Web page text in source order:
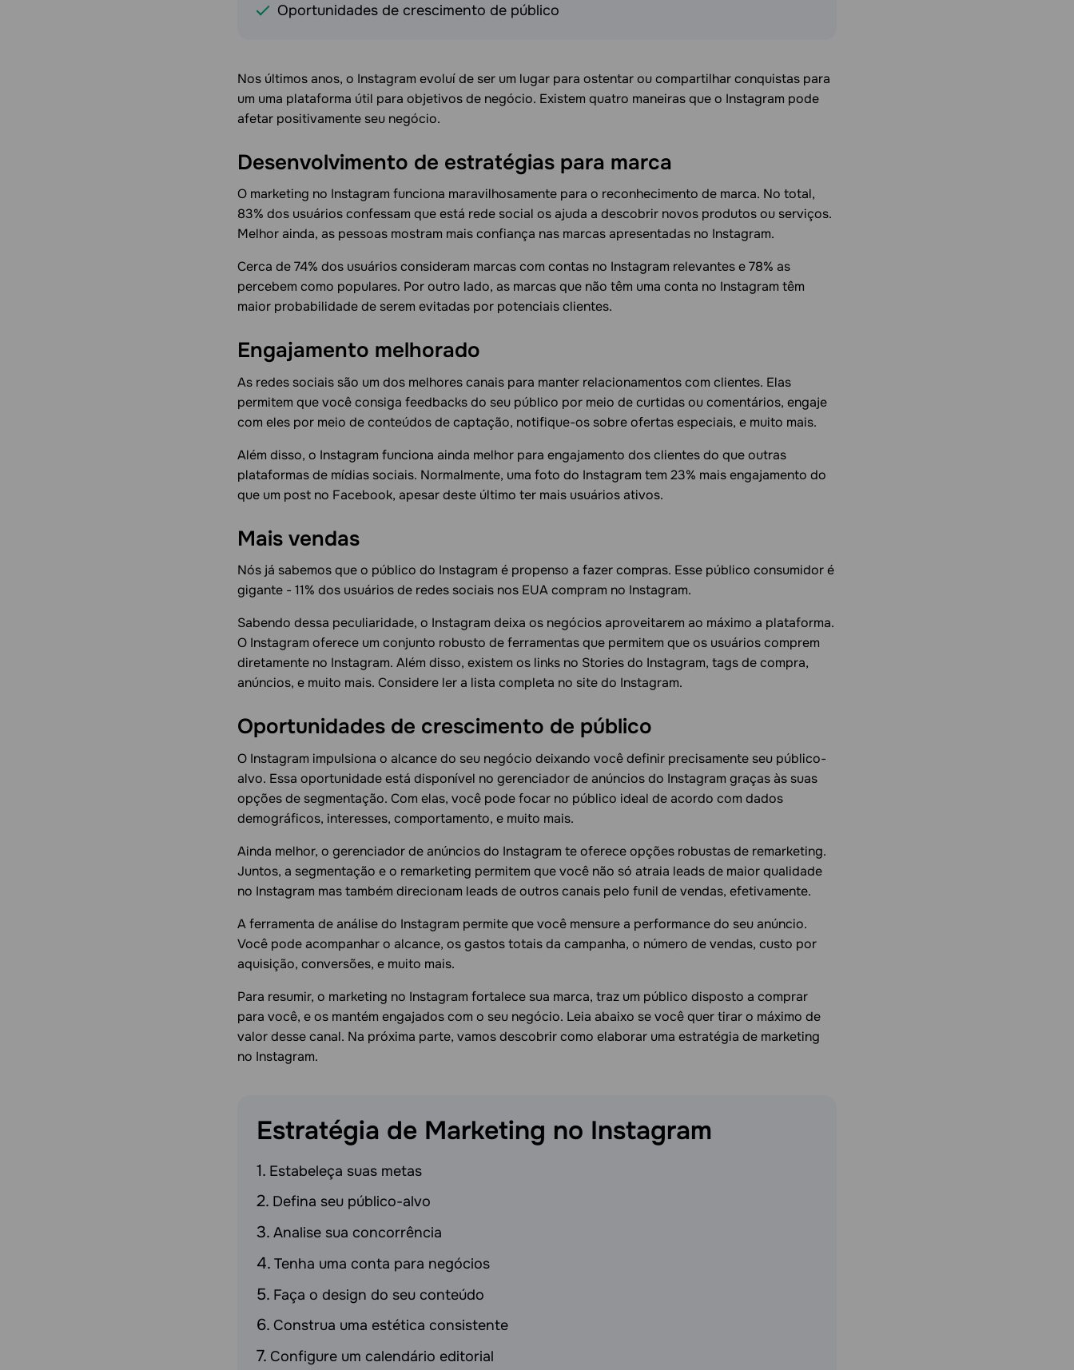
Oportunidades de crescimento de público
Nos últimos anos, o Instagram evoluí de ser um lugar para ostentar ou compartilhar conquistas para
um uma plataforma útil para objetivos de negócio. Existem quatro maneiras que o Instagram pode
afetar positivamente seu negócio.
Desenvolvimento de estratégias para marca
O marketing no Instagram funciona maravilhosamente para o reconhecimento de marca. No total,
83% dos usuários confessam que está rede social os ajuda a descobrir novos produtos ou serviços.
Melhor ainda, as pessoas mostram mais confiança nas marcas apresentadas no Instagram.
Cerca de 74% dos usuários consideram marcas com contas no Instagram relevantes e 78% as
percebem como populares. Por outro lado, as marcas que não têm uma conta no Instagram têm
maior probabilidade de serem evitadas por potenciais clientes.
Engajamento melhorado
As redes sociais são um dos melhores canais para manter relacionamentos com clientes. Elas
permitem que você consiga feedbacks do seu público por meio de curtidas ou comentários, engaje
com eles por meio de conteúdos de captação, notifique-os sobre ofertas especiais, e muito mais.
Além disso, o Instagram funciona ainda melhor para engajamento dos clientes do que outras
plataformas de mídias sociais. Normalmente, uma foto do Instagram tem 23% mais engajamento do
que um post no Facebook, apesar deste último ter mais usuários ativos.
Mais vendas
Nós já sabemos que o público do Instagram é propenso a fazer compras. Esse público consumidor é
gigante - 11% dos usuários de redes sociais nos EUA compram no Instagram.
Sabendo dessa peculiaridade, o Instagram deixa os negócios aproveitarem ao máximo a plataforma.
O Instagram oferece um conjunto robusto de ferramentas que permitem que os usuários comprem
diretamente no Instagram. Além disso, existem os links no Stories do Instagram, tags de compra,
anúncios, e muito mais. Considere ler a lista completa no site do Instagram.
Oportunidades de crescimento de público
O Instagram impulsiona o alcance do seu negócio deixando você definir precisamente seu público-
alvo. Essa oportunidade está disponível no gerenciador de anúncios do Instagram graças às suas
opções de segmentação. Com elas, você pode focar no público ideal de acordo com dados
demográficos, interesses, comportamento, e muito mais.
Ainda melhor, o gerenciador de anúncios do Instagram te oferece opções robustas de remarketing.
Juntos, a segmentação e o remarketing permitem que você não só atraia leads de maior qualidade
no Instagram mas também direcionam leads de outros canais pelo funil de vendas, efetivamente.
A ferramenta de análise do Instagram permite que você mensure a performance do seu anúncio.
Você pode acompanhar o alcance, os gastos totais da campanha, o número de vendas, custo por
aquisição, conversões, e muito mais.
Para resumir, o marketing no Instagram fortalece sua marca, traz um público disposto a comprar
para você, e os mantém engajados com o seu negócio. Leia abaixo se você quer tirar o máximo de
valor desse canal. Na próxima parte, vamos descobrir como elaborar uma estratégia de marketing
no Instagram.
Estratégia de Marketing no Instagram
Estabeleça suas metas
Defina seu público-alvo
Analise sua concorrência
Tenha uma conta para negócios
Faça o design do seu conteúdo
Construa uma estética consistente
Configure um calendário editorial